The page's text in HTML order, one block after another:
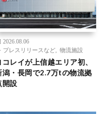
2026.08.06
プレスリリースなど
物流施設
コレイが上信越エリア初、
潟・長岡で2.7万tの物流拠
開設